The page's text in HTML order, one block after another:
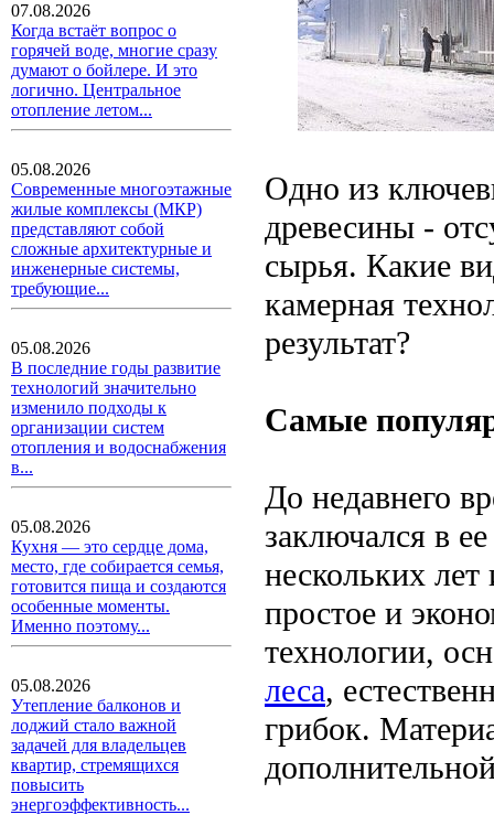
07.08.2026
Когда встаёт вопрос о
горячей воде, многие сразу
думают о бойлере. И это
логично. Центральное
отопление летом...
05.08.2026
Современные многоэтажные
жилые комплексы (МКР)
представляют собой
сложные архитектурные и
инженерные системы,
требующие...
05.08.2026
В последние годы развитие
технологий значительно
изменило подходы к
организации систем
отопления и водоснабжения
в...
05.08.2026
Кухня — это сердце дома,
место, где собирается семья,
готовится пища и создаются
особенные моменты.
Именно поэтому...
05.08.2026
Утепление балконов и
лоджий стало важной
задачей для владельцев
квартир, стремящихся
повысить
энергоэффективность...
Одно из
древесины -
сырья. Какие
камерная
результат?
Самые
До недавнего
заключался в
нескольких
простое и
технологии,
леса,
грибок.